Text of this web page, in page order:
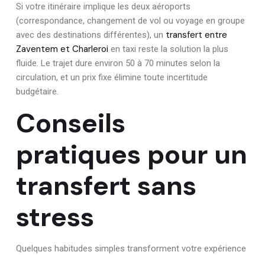
Si votre itinéraire implique les deux aéroports
(correspondance, changement de vol ou voyage en groupe
avec des destinations différentes), un transfert entre
Zaventem et Charleroi en taxi reste la solution la plus
fluide. Le trajet dure environ 50 à 70 minutes selon la
circulation, et un prix fixe élimine toute incertitude
budgétaire.
Conseils
pratiques pour un
transfert sans
stress
Quelques habitudes simples transforment votre expérience